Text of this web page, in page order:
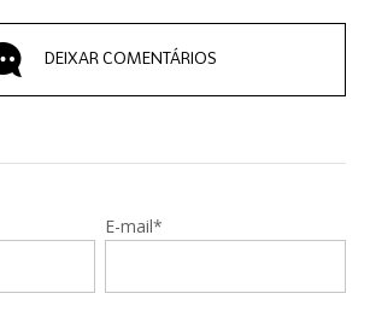
DEIXAR COMENTÁRIOS
E-mail*